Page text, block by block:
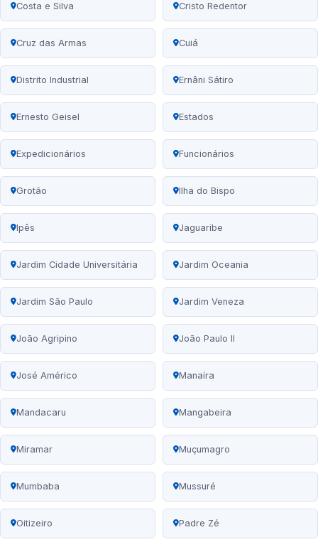
Costa e Silva Cristo Redentor
Cruz das Armas Cuiá
Distrito Industrial Ernâni Sátiro
Ernesto Geisel Estados
Expedicionários Funcionários
Grotão Ilha do Bispo
Ipês Jaguaribe
Jardim Cidade Universitária Jardim Oceania
Jardim São Paulo Jardim Veneza
João Agripino João Paulo II
José Américo Manaíra
Mandacaru Mangabeira
Miramar Muçumagro
Mumbaba Mussuré
Oitizeiro Padre Zé